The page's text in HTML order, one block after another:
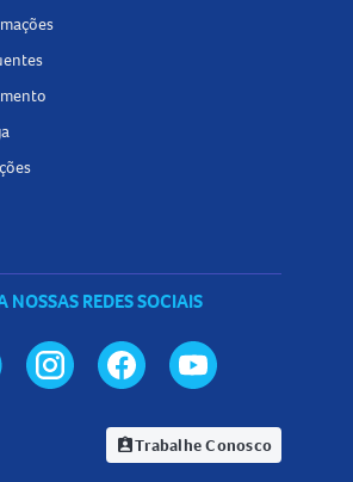
NOSSAS REDES SOCIAIS
assignment_indTrabalhe Conosco